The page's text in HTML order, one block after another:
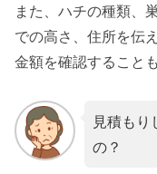
また、ハチの種類、
での高さ、住所を伝
金額を確認すること
見積もり
の？